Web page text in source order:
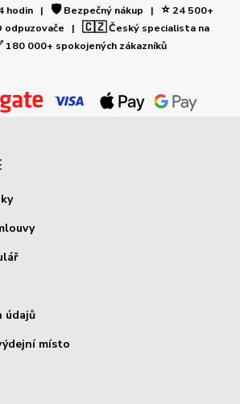
hodin | 🛡️Bezpečný nákup | ⭐24 500+
odpuzovače | 🇨🇿Český specialista na
180 000+ spokojených zákazníků
údajů
místo